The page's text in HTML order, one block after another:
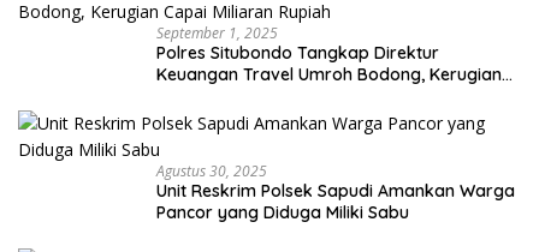
September 1, 2025
Polres Situbondo Tangkap Direktur
Keuangan Travel Umroh Bodong, Kerugian
Agustus 30, 2025
Unit Reskrim Polsek Sapudi Amankan Warga
Pancor yang Diduga Miliki Sabu